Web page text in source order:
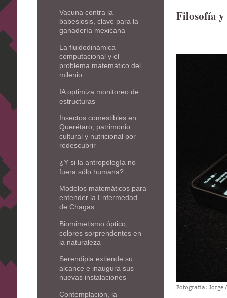
Filosofía
Fotografía: Jorge
Vacuna contra la
babesiosis, clave para la
ganadería mexicana
La fluidodinámica
computacional y el
problema matemático del
milenio
IA optimiza monitoreo de
estructuras
Insectos comestibles en
Querétaro, patrimonio
cultural y nutricional por
redescubrir
¿Y si la antropología no
fuera sólo humana?
Modelos matemáticos para
entender la Enfermedad
de Chagas
Biomimetismo óptico,
colores sorprendentes en
la naturaleza
Serendipia extiende su
alcance e inaugura sus
nuevas instalaciones
Contemplación, la